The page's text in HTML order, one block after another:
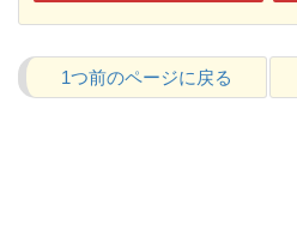
1つ前のページに戻る